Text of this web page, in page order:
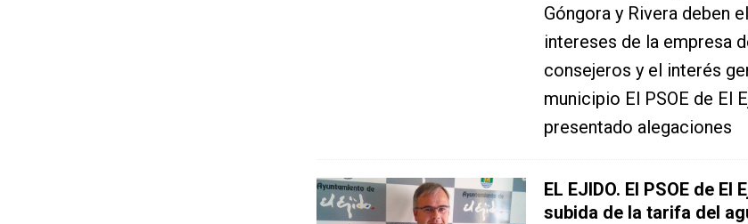
Góngora y Rivera deben
intereses de la empresa
consejeros y el interés
municipio El PSOE de El
presentado alegaciones
EL EJIDO. El PSOE de El
subida de la tarifa del